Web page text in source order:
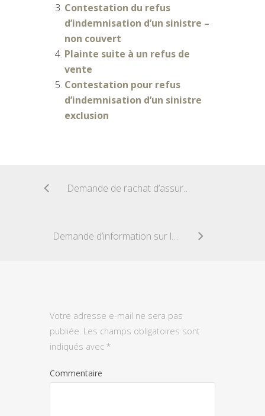
Contestation du refus
d’indemnisation d’un sinistre –
non couvert
Plainte suite à un refus de
vente
Contestation pour refus
d’indemnisation d’un sinistre
exclusion
Demande de rachat d’assurance vie
Demande d’information sur le malus
Votre adresse e-mail ne sera pas
publiée. Les champs obligatoires sont
indiqués avec *
Commentaire